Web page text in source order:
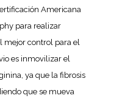
Americana
para realizar
mejor control para el
es inmovilizar el
ya que la fibrosis
que se mueva